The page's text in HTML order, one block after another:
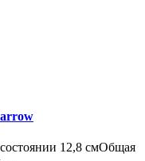
12,8 смОбщая